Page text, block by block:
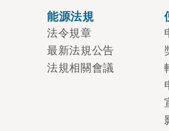
能源法規
法令規章
最新法規公告
法規相關會議